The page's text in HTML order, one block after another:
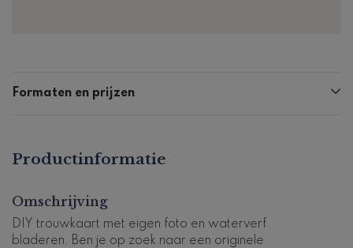
Formaten en prijzen
Productinformatie
Omschrijving
DIY trouwkaart met eigen foto en waterverf
bladeren. Ben je op zoek naar een originele